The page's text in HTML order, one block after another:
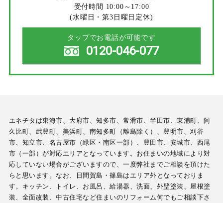
受付時間 10:00～17:00
(水曜日・第3日曜日定休)
タップでお電話が可能です
0120-046-077
エネチタは東海市、大府市、知多市、常滑市、半田市、東浦町、阿
久比町、武豊町、美浜町、南知多町（離島除く）、豊明市、刈谷
市、知立市、名古屋市（緑区・南区一部）、豊田市、安城市、西尾
市（一部）が対応エリアとなっています。お住まいの地域により対
応していない場合がございますので、一度弊社までご相談を頂けた
らと思います。なお、日間賀島・篠島はエリア外となっておりま
す。キッチン、トイレ、お風呂、給湯器、洗面、外壁塗装、屋根塗
装、全面改装、中古住宅など住まいのリフォーム何でもご相談下さ